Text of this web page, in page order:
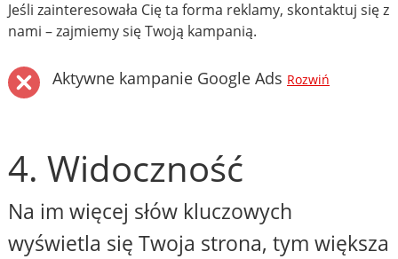
Jeśli zainteresowała Cię ta forma reklamy, skontaktuj się z
nami – zajmiemy się Twoją kampanią.
Aktywne kampanie Google Ads Rozwiń
4. Widoczność
Na im więcej słów kluczowych
wyświetla się Twoja strona, tym większa